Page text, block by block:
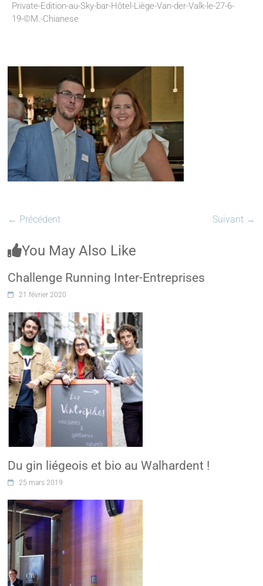
Private-Edition-au-Sky-bar-Hôtel-Liège-Van-der-Valk-le-27-6-
19-©M.-Chianese
← Précédent Suivant →
You May Also Like
Challenge Running Inter-Entreprises
21 février 2020
Du gin liégeois et bio au Walhardent !
25 mars 2019